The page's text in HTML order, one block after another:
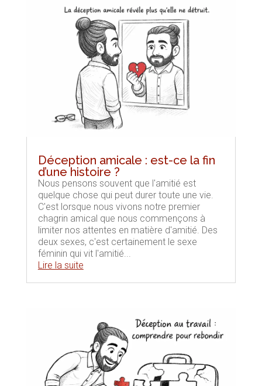
Déception amicale : est-ce la fin
d’une histoire ?
Nous pensons souvent que l'amitié est
quelque chose qui peut durer toute une vie.
C'est lorsque nous vivons notre premier
chagrin amical que nous commençons à
limiter nos attentes en matière d'amitié. Des
deux sexes, c'est certainement le sexe
féminin qui vit l'amitié...
Lire la suite